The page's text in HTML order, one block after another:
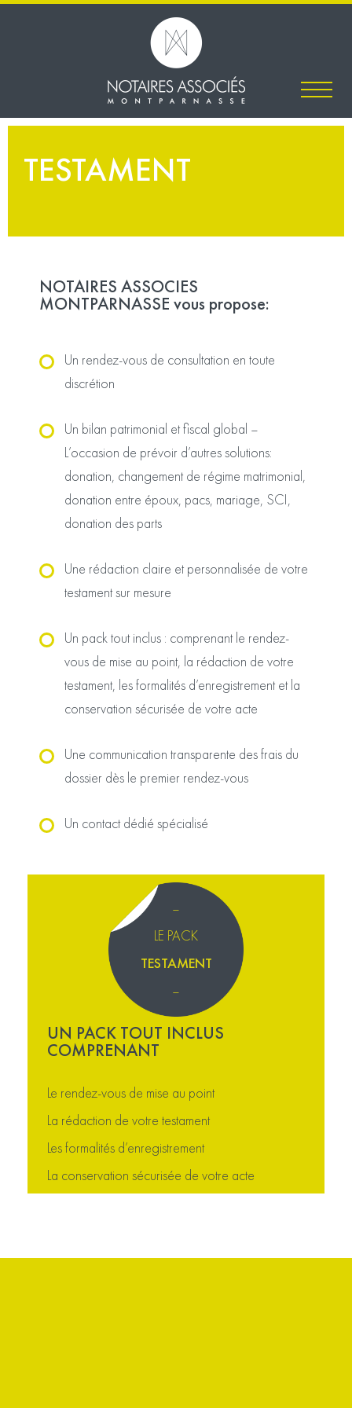
TESTAMENT
NOTAIRES ASSOCIES
MONTPARNASSE vous propose:
Un rendez-vous de consultation en toute
discrétion
Un bilan patrimonial et fiscal global –
L’occasion de prévoir d’autres solutions:
donation, changement de régime matrimonial,
donation entre époux, pacs, mariage, SCI,
donation des parts
Une rédaction claire et personnalisée de votre
testament sur mesure
Un pack tout inclus : comprenant le rendez-
vous de mise au point, la rédaction de votre
testament, les formalités d’enregistrement et la
conservation sécurisée de votre acte
Une communication transparente des frais du
dossier dès le premier rendez-vous
Un contact dédié spécialisé
–
LE PACK
TESTAMENT
–
UN PACK TOUT INCLUS
COMPRENANT
Le rendez-vous de mise au point
La rédaction de votre testament
Les formalités d’enregistrement
La conservation sécurisée de votre acte